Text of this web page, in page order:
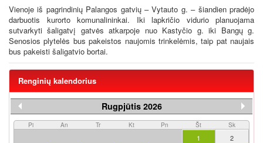
Vienoje iš pagrindinių Palangos gatvių – Vytauto g. – šiandien pradėjo
darbuotis kurorto komunalininkai. Iki lapkričio vidurio planuojama
sutvarkyti šaligatvį gatvės atkarpoje nuo Kastyčio g. iki Bangų g.
Senosios plytelės bus pakeistos naujomis trinkelėmis, taip pat naujais
bus pakeisti šaligatvio bortai.
Renginių kalendorius
Rugpjūtis 2026
Pi An Tr Kt Pn Št Sk
1
2